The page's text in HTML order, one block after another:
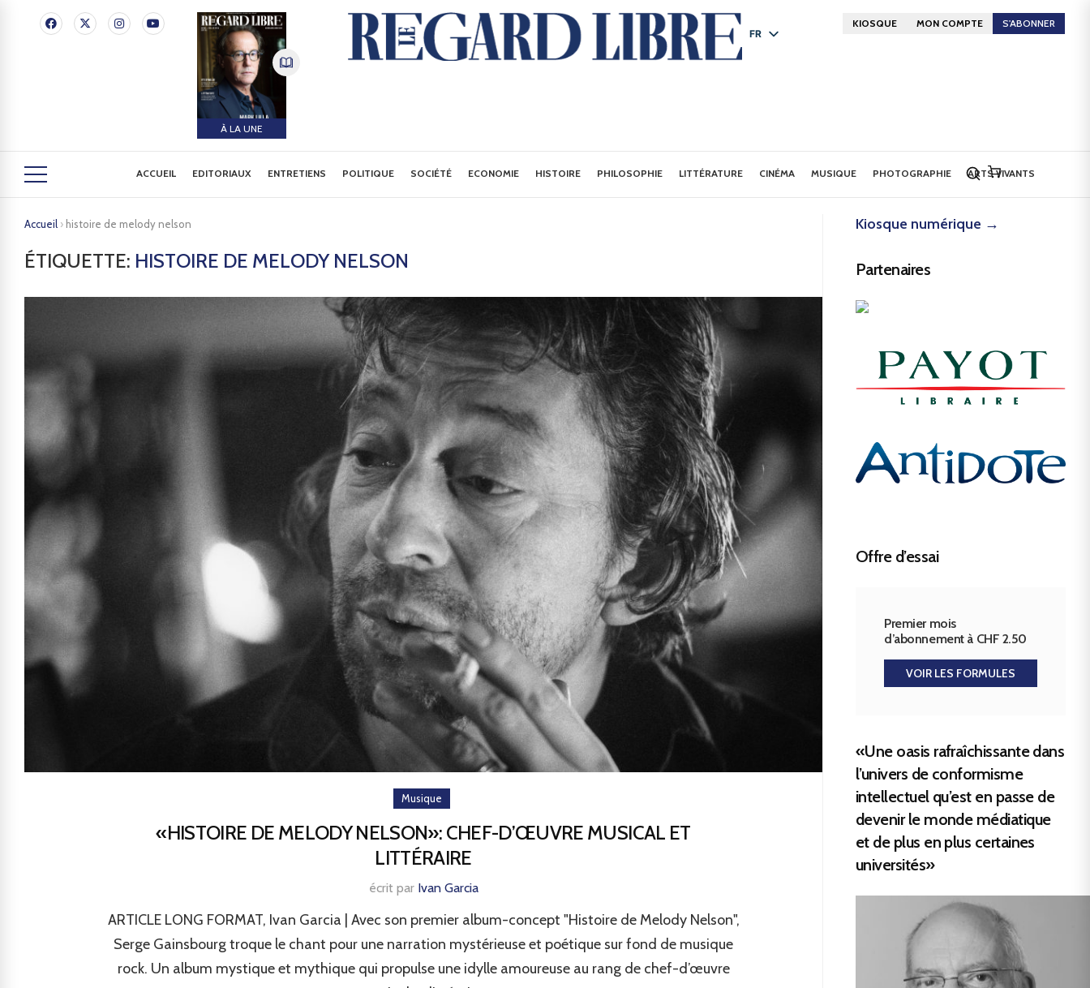
À LA UNE
FR
KIOSQUE MON COMPTE S'ABONNER
ACCUEIL EDITORIAUX ENTRETIENS POLITIQUE SOCIÉTÉ ECONOMIE HISTOIRE PHILOSOPHIE LITTÉRATURE CINÉMA MUSIQUE PHOTOGRAPHIE ARTS VIVANTS
Accueil › histoire de melody nelson
ÉTIQUETTE: HISTOIRE DE MELODY NELSON
Musique
«HISTOIRE DE MELODY NELSON»: CHEF-D’ŒUVRE MUSICAL ET
LITTÉRAIRE
écrit par Ivan Garcia
ARTICLE LONG FORMAT, Ivan Garcia | Avec son premier album-concept "Histoire de Melody Nelson",
Serge Gainsbourg troque le chant pour une narration mystérieuse et poétique sur fond de musique
rock. Un album mystique et mythique qui propulse une idylle amoureuse au rang de chef-d’œuvre
Kiosque numérique →
Partenaires
Offre d’essai
Premier mois
d’abonnement à CHF 2.50
VOIR LES FORMULES
«Une oasis rafraîchissante dans
l’univers de conformisme
intellectuel qu’est en passe de
devenir le monde médiatique
et de plus en plus certaines
universités»